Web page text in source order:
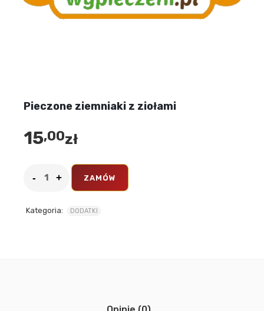
Pieczone ziemniaki z ziołami
15,00zł
ZAMÓW
Kategoria: DODATKI